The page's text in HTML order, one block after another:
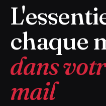
chaque
dans
mail